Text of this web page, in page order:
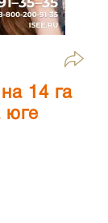
14 га
юге